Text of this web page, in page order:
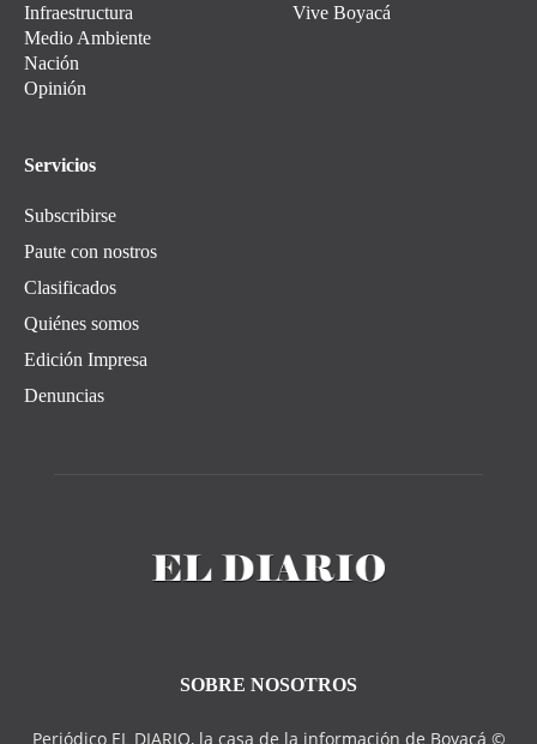
Infraestructura
Medio Ambiente
Nación
Opinión
Vive Boyacá
Servicios
Subscribirse
Paute con nostros
Clasificados
Quiénes somos
Edición Impresa
Denuncias
SOBRE NOSOTROS
Periódico EL DIARIO, la casa de la información de Boyacá ©